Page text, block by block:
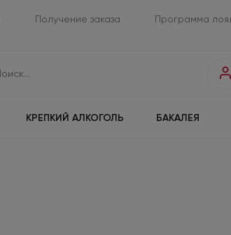
Получение заказа Программа
КРЕПКИЙ АЛКОГОЛЬ БАКАЛЕЯ